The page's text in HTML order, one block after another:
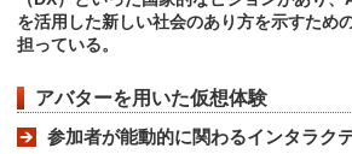
を活用した新しい社会のあり方を示すため
担っている。
アバターを用いた仮想体験
参加者が能動的に関わるインタラク